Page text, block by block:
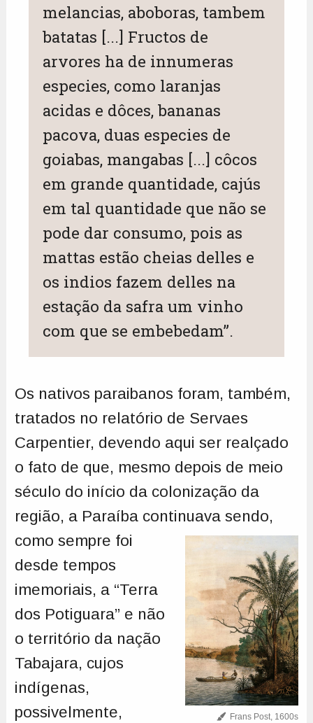
melancias, aboboras, tambem
batatas [...] Fructos de
arvores ha de innumeras
especies, como laranjas
acidas e dôces, bananas
pacova, duas especies de
goiabas, mangabas [...] côcos
em grande quantidade, cajús
em tal quantidade que não se
pode dar consumo, pois as
mattas estão cheias delles e
os indios fazem delles na
estação da safra um vinho
com que se embebedam”.
Os nativos paraibanos foram, também,
tratados no relatório de Servaes
Carpentier, devendo aqui ser realçado
o fato de que, mesmo depois de meio
século do início da colonização da
região, a Paraíba continuava sendo,
Frans Post, 1600s
como sempre foi
desde tempos
imemoriais, a “Terra
dos Potiguara” e não
o território da nação
Tabajara, cujos
indígenas,
possivelmente,